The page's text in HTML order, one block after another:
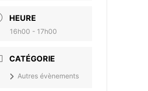
HEURE
16h00 - 17h00
CATÉGORIE
Autres évènements